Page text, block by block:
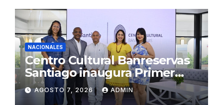
NACIONALES
Centro Cultural Banreservas
Santiago inaugura Primer
Congreso de Artesanos de
Santiago
AGOSTO 7, 2026 ADMIN